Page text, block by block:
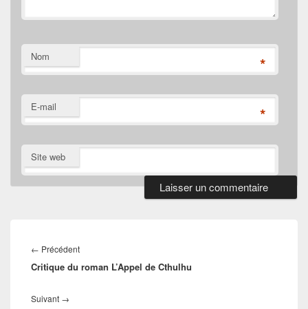
Nom *
E-mail *
Site web
de
l’article
← PrécédentArticle
précédent :
Critique du roman L’Appel de Cthulhu
Suivant →